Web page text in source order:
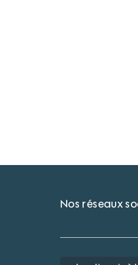
Nos réseaux